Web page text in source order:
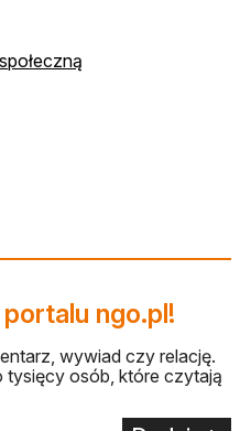
ngo.pl!
wywiad czy relację.
tysięcy osób, które czytają